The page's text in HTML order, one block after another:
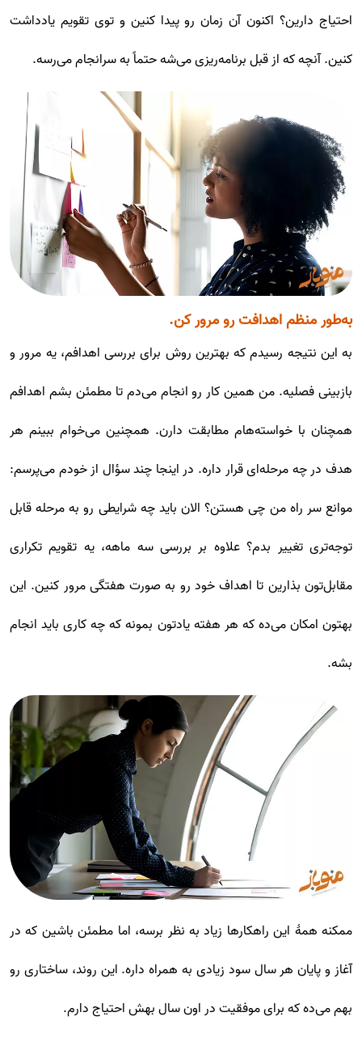
احتیاج دارین؟ اکنون آن زمان رو پیدا کنین و توی تقویم یادداشت
کنین. آنچه که از قبل برنامه‌ریزی می‌شه حتماً به سرانجام می‌رسه.
به‌طور منظم اهدافت رو مرور کن.
به این نتیجه رسیدم که بهترین روش برای بررسی اهدافم، یه مرور و
بازبینی فصلیه. من همین کار رو انجام می‌دم تا مطمئن بشم اهدافم
همچنان با خواسته‌هام مطابقت دارن. همچنین می‌خوام ببینم هر
هدف در چه مرحله‌ای قرار داره. در اینجا چند سؤال از خودم می‌پرسم:
موانع سر راه من چی هستن؟ الان باید چه شرایطی رو به مرحله قابل
توجه‌تری تغییر بدم؟ علاوه بر بررسی سه ماهه، یه تقویم تکراری
مقابل‌تون بذارین تا اهداف خود رو به صورت هفتگی مرور کنین. این
بهتون امکان می‌ده که هر هفته یادتون بمونه که چه کاری باید انجام
بشه.
ممکنه همۀ این راهکارها زیاد به نظر برسه، اما مطمئن باشین که در
آغاز و پایان هر سال سود زیادی به همراه داره. این روند، ساختاری رو
بهم می‌ده که برای موفقیت در اون سال بهش احتیاج دارم.